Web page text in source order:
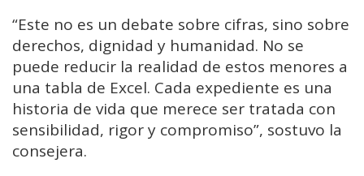
“Este no es un debate sobre cifras, sino sobre
derechos, dignidad y humanidad. No se
puede reducir la realidad de estos menores a
una tabla de Excel. Cada expediente es una
historia de vida que merece ser tratada con
sensibilidad, rigor y compromiso”, sostuvo la
consejera.